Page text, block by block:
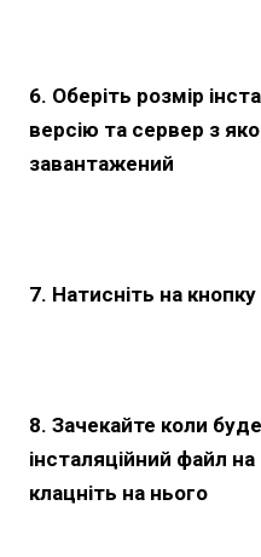
6. Оберіть розмір
версію та сервер з
завантажений
7. Натисніть на
8. Зачекайте коли
інсталяційний файл
клацніть на нього